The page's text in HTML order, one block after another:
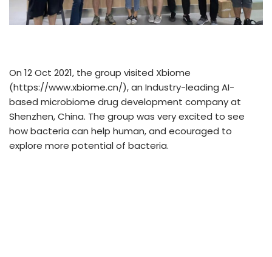
On 12 Oct 2021, the group visited Xbiome
(https://www.xbiome.cn/), an Industry-leading AI-
based microbiome drug development company at
Shenzhen, China. The group was very excited to see
how bacteria can help human, and ecouraged to
explore more potential of bacteria.